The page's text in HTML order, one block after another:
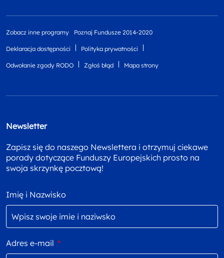
Zobacz inne programy Poznaj Fundusze 2014-2020
Deklaracja dostępności Polityka prywatności
Odwołanie zgody RODO Zgłoś błąd Mapa strony
Newsletter
Zapisz się do naszego Newslettera i otrzymuj ciekawe
porady dotyczące Funduszy Europejskich prosto na
swoja skrzynkę pocztową!
Imię i Nazwisko
Adres e-mail *